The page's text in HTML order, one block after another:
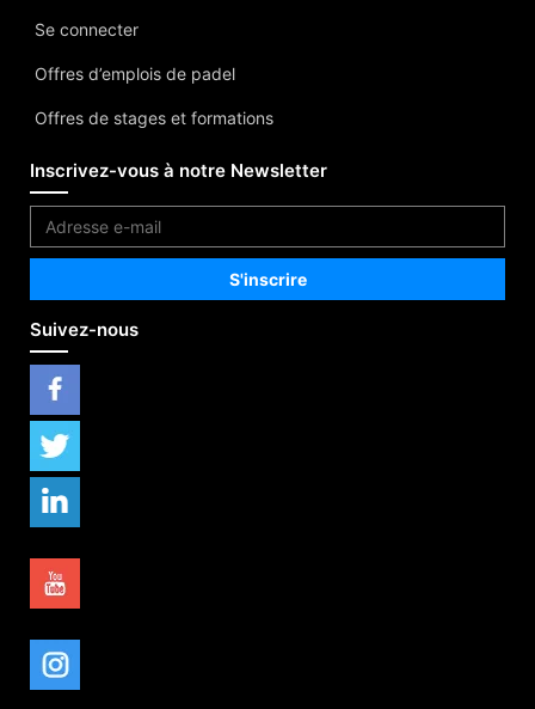
Se connecter
Offres d’emplois de padel
Offres de stages et formations
Inscrivez-vous à notre Newsletter
Suivez-nous